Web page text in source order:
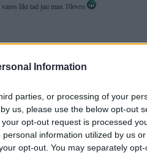
Information
parties, or processing of your
us, please use the below opt-out
opt-out request is processed
information utilized by us
opt-out. You may separately
likt tad jau max 10evro
fight night?